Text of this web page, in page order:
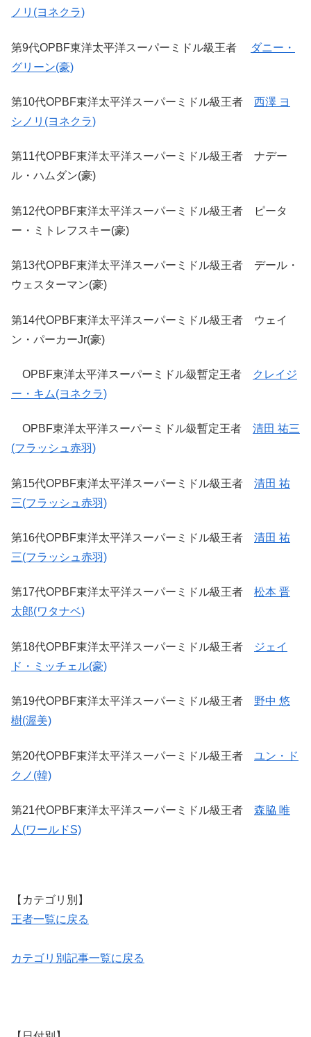
ノリ(ヨネクラ)
第9代OPBF東洋太平洋スーパーミドル級王者
ダニー・
グリーン(豪)
第10代OPBF東洋太平洋スーパーミドル級王者 西澤 ヨ
シノリ(ヨネクラ)
第11代OPBF東洋太平洋スーパーミドル級王者 ナデー
ル・ハムダン(豪)
第12代OPBF東洋太平洋スーパーミドル級王者 ピータ
ー・ミトレフスキー(豪)
第13代OPBF東洋太平洋スーパーミドル級王者 デール・
ウェスターマン(豪)
第14代OPBF東洋太平洋スーパーミドル級王者 ウェイ
ン・パーカーJr(豪)
OPBF東洋太平洋スーパーミドル級暫定王者
クレイジ
ー・キム(ヨネクラ)
OPBF東洋太平洋スーパーミドル級暫定王者 清田 祐三
(フラッシュ赤羽)
第15代OPBF東洋太平洋スーパーミドル級王者 清田 祐
三(フラッシュ赤羽)
第16代OPBF東洋太平洋スーパーミドル級王者 清田 祐
三(フラッシュ赤羽)
第17代OPBF東洋太平洋スーパーミドル級王者 松本 晋
太郎(ワタナベ)
第18代OPBF東洋太平洋スーパーミドル級王者
ジェイ
ド・ミッチェル(豪)
第19代OPBF東洋太平洋スーパーミドル級王者 野中 悠
樹(渥美)
第20代OPBF東洋太平洋スーパーミドル級王者 ユン・ド
クノ(韓)
第21代OPBF東洋太平洋スーパーミドル級王者 森脇 唯
人(ワールドS)
【カテゴリ別】
王者一覧に戻る
カテゴリ別記事一覧に戻る